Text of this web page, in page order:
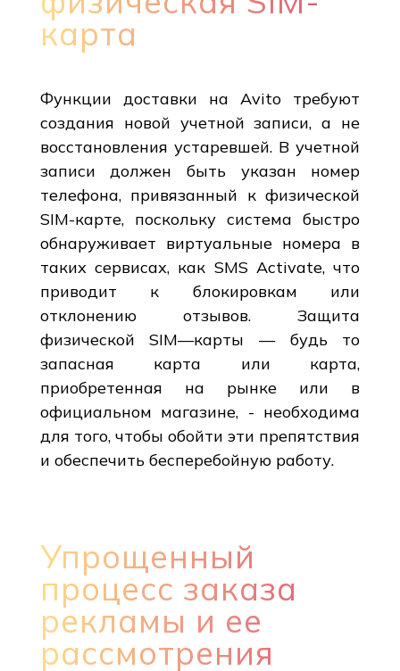
карта
Функции доставки на Avito требуют
создания новой учетной записи, а не
восстановления устаревшей. В учетной
записи должен быть указан номер
телефона, привязанный к физической
SIM-карте, поскольку система быстро
обнаруживает виртуальные номера в
таких сервисах, как SMS Activate, что
приводит к блокировкам или
отклонению отзывов. Защита
физической SIM—карты — будь то
запасная карта или карта,
приобретенная на рынке или в
официальном магазине, - необходима
для того, чтобы обойти эти препятствия
и обеспечить бесперебойную работу.
Упрощенный
процесс заказа
рекламы и ее
рассмотрения